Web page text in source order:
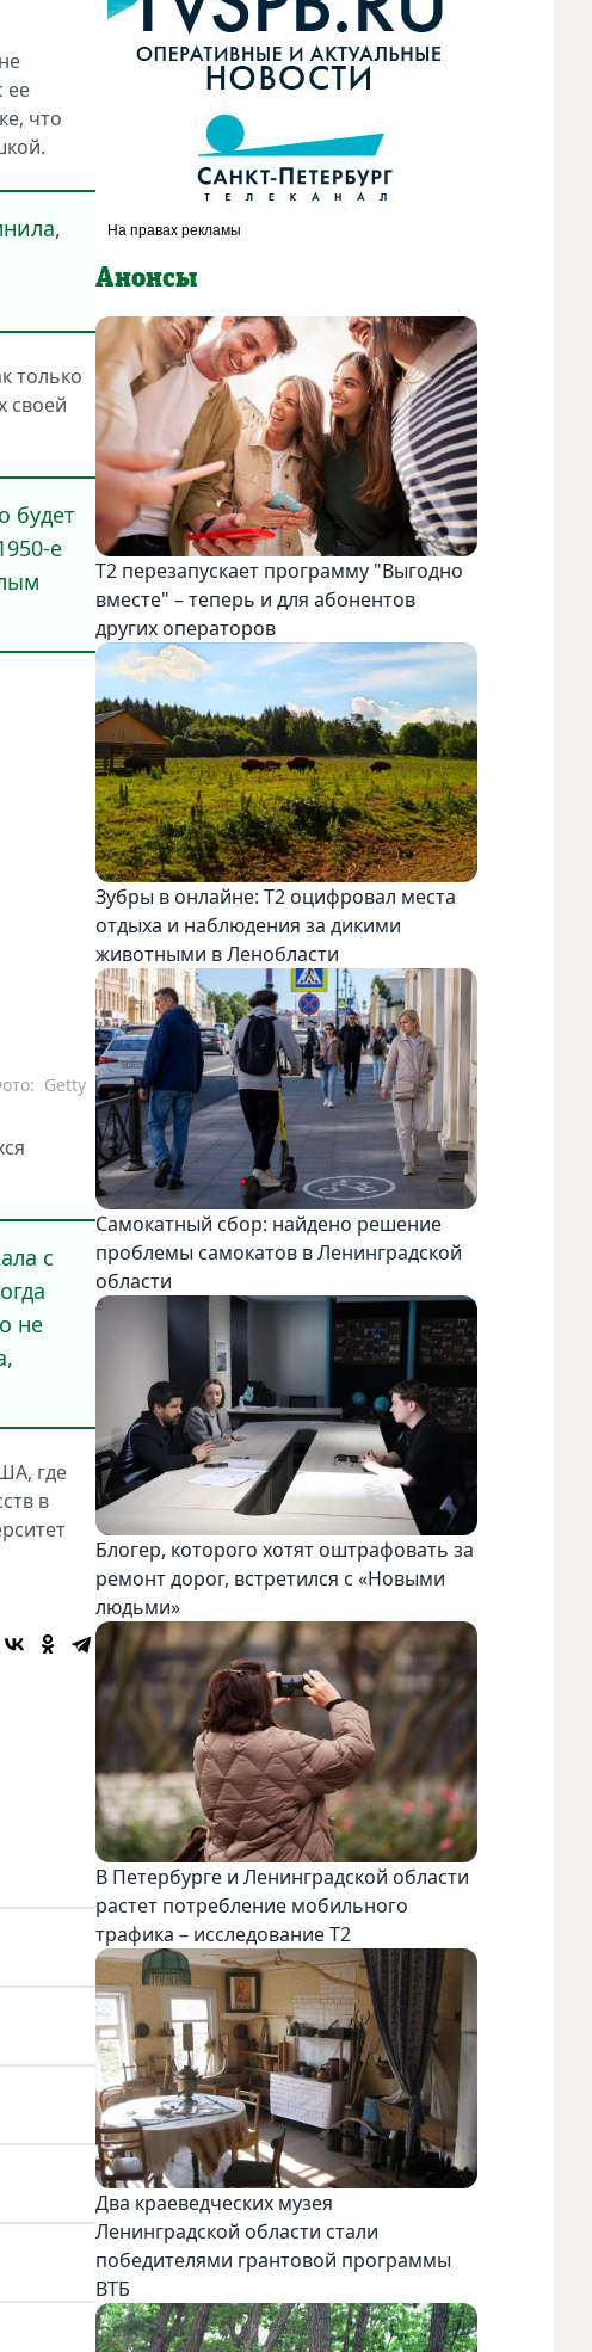
ее
что
только
своей
будет
е
Getty
с
не
где
в
Анонсы
Т2 перезапускает программу "Выгодно
вместе" – теперь и для абонентов
других операторов
Зубры в онлайне: Т2 оцифровал места
отдыха и наблюдения за дикими
животными в Ленобласти
Самокатный сбор: найдено решение
проблемы самокатов в Ленинградской
области
Блогер, которого хотят оштрафовать за
ремонт дорог, встретился с «Новыми
людьми»
В Петербурге и Ленинградской области
растет потребление мобильного
трафика – исследование T2
Два краеведческих музея
Ленинградской области стали
победителями грантовой программы
ВТБ